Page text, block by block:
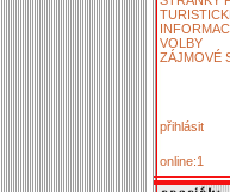
VOLBY
ZÁJMOVÉ
přihlásit
online:1